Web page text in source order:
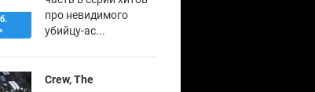
про невидимого
убийцу-ас...
Crew, The